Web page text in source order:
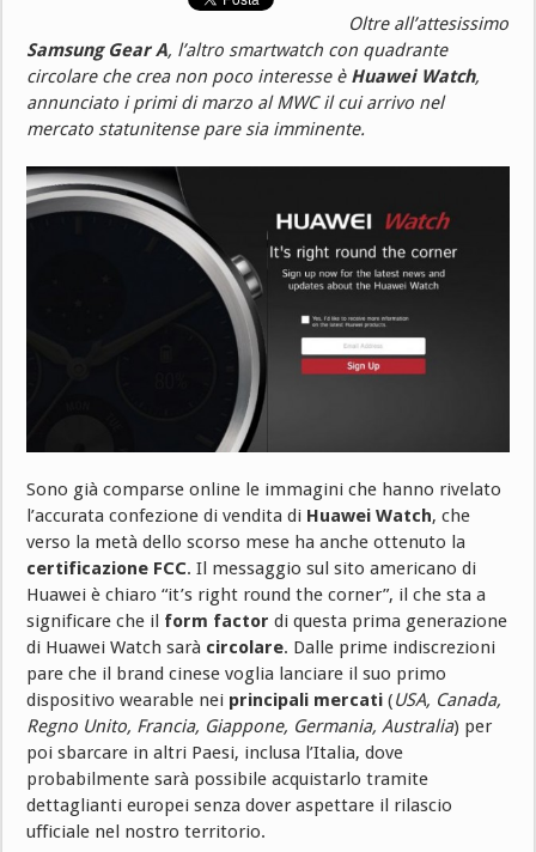
Oltre all’attesissimo
Samsung Gear A, l’altro smartwatch con quadrante
circolare che crea non poco interesse è Huawei Watch,
annunciato i primi di marzo al MWC il cui arrivo nel
mercato statunitense pare sia imminente.
Sono già comparse online le immagini che hanno rivelato
l’accurata confezione di vendita di Huawei Watch, che
verso la metà dello scorso mese ha anche ottenuto la
certificazione FCC. Il messaggio sul sito americano di
Huawei è chiaro “it’s right round the corner”, il che sta a
significare che il form factor di questa prima generazione
di Huawei Watch sarà circolare. Dalle prime indiscrezioni
pare che il brand cinese voglia lanciare il suo primo
dispositivo wearable nei principali mercati (USA, Canada,
Regno Unito, Francia, Giappone, Germania, Australia) per
poi sbarcare in altri Paesi, inclusa l’Italia, dove
probabilmente sarà possibile acquistarlo tramite
dettaglianti europei senza dover aspettare il rilascio
ufficiale nel nostro territorio.